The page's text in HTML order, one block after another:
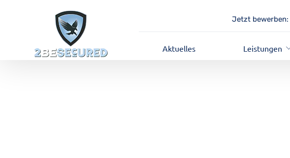
Jetzt bewerben:
Aktuelles Leistungen